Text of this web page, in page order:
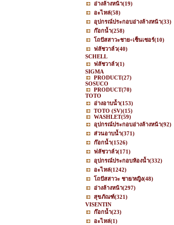
อ่างล้างหน้า(19)
อะไหล่(58)
อุปกรณ์ประกอบอ่างล้างหน้า(33)
ก๊อกน้ำ(258)
โถปัสสาวะชาย+เซ็นเซอร์(10)
ฟลัชวาล์ว(40)
SCHELL
ฟลัชวาล์ว(1)
SIGMA
PRODUCT(27)
SOSUCO
PRODUCT(70)
TOTO
อ่างอาบน้ำ(153)
TOTO (SV)(15)
WASHLET(59)
อุปกรณ์ประกอบอ่างล้างหน้า(92)
ส่วนอาบน้ำ(371)
ก๊อกน้ำ(1526)
ฟลัชวาล์ว(171)
อุปกรณ์ประกอบห้องน้ำ(332)
อะไหล่(1242)
โถปัสสาวะ ชาย/หญิง(48)
อ่างล้างหน้า(297)
สุขภัณฑ์(321)
VISENTIN
ก๊อกน้ำ(23)
อะไหล่(1)